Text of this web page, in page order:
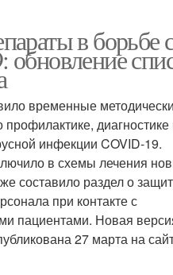
в борьбе
временные
инфекции COVID-19.
в схемы лечения
составило раздел о
при контакте с
пациентами. Новая
27 марта на